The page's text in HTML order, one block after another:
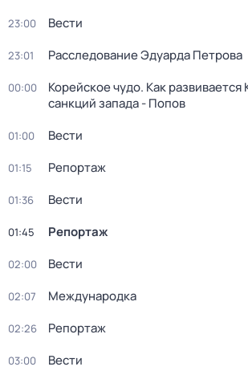
23:00 Вести
23:01 Расследование Эдуарда Петрова
00:00
Корейское чудо. Как
санкций запада - Попов
01:00 Вести
01:15 Репортаж
01:36 Вести
01:45 Репортаж
02:00 Вести
02:07 Международка
02:26 Репортаж
03:00 Вести